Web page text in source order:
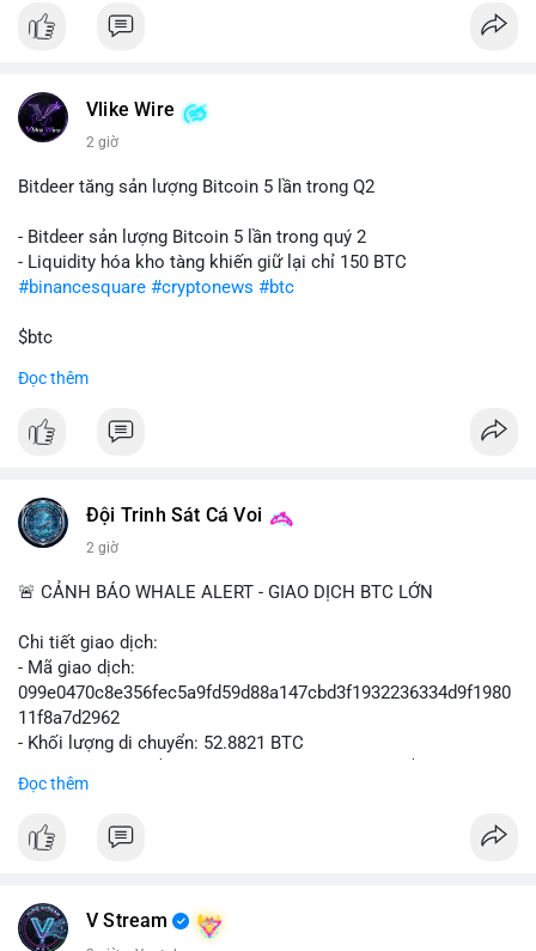
Vlike Wire
2 giờ
Bitdeer tăng sản lượng Bitcoin 5 lần trong Q2
- Bitdeer sản lượng Bitcoin 5 lần trong quý 2
- Liquidity hóa kho tàng khiến giữ lại chỉ 150 BTC
#binancesquare #cryptonews #btc
$btc
#vlikevn
📰 Nguồn: Cointelegraph
Đọc thêm
Đội Trinh Sát Cá Voi
2 giờ
🚨 CẢNH BÁO WHALE ALERT - GIAO DỊCH BTC LỚN
Chi tiết giao dịch:
- Mã giao dịch:
099e0470c8e356fec5a9fd59d88a147cbd3f1932236334d9f1980
11f8a7d2962
- Khối lượng di chuyển: 52.8821 BTC
USD)
chuyển trong một giao dịch duy nhất, cho thấy chủ sở hữu là tổ
chức hoặc cá nhân sở hữu tài sản lớn. Hành vi này diễn ra
Đọc thêm
V Stream